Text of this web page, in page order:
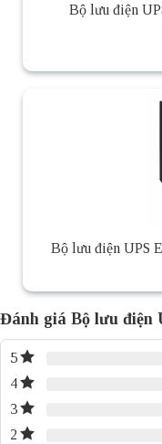
Bộ lưu điện
Bộ lưu điện UPS
Đánh giá Bộ lưu điện
5
4
3
2